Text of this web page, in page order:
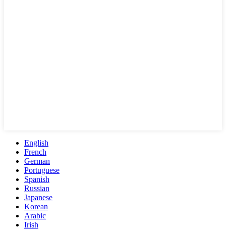
English
French
German
Portuguese
Spanish
Russian
Japanese
Korean
Arabic
Irish